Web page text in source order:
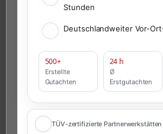
Stunden
Deutschlandweiter Vor-
500+
Erstellte
Gutachten
24 h
Ø
Erstgutachten
TÜV-zertifizierte Partnerwerkstätten